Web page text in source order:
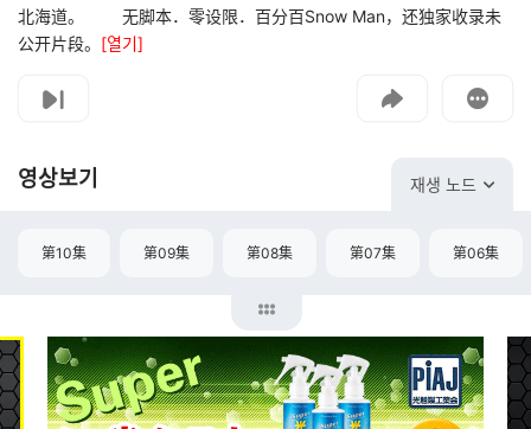
北海道。 无脚本．零设限．百分百Snow Man，还独家收录未
公开片段。 [열기]
영상보기 재생 노드
第10集 第09集 第08集 第07集 第06集